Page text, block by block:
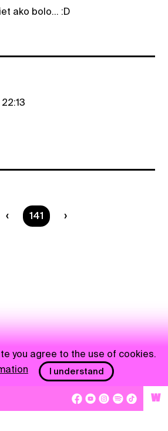
ako bolo... :D
You are on page
141
W
you agree to the use of cookies.
I understand